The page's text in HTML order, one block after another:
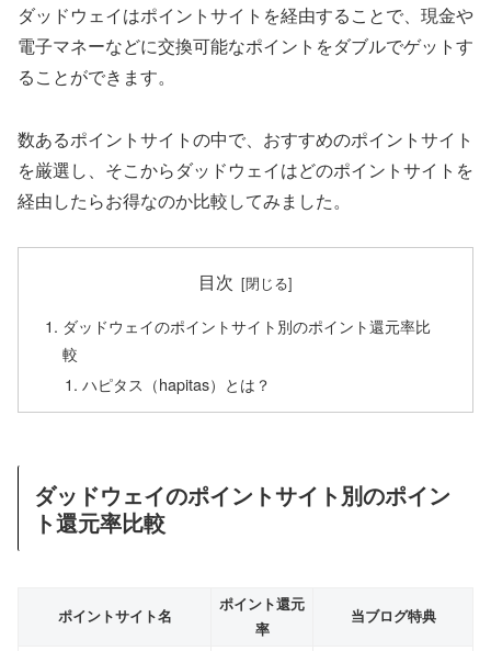
ダッドウェイはポイントサイトを経由することで、現金や
電子マネーなどに交換可能なポイントをダブルでゲットす
ることができます。
数あるポイントサイトの中で、おすすめのポイントサイト
を厳選し、そこからダッドウェイはどのポイントサイトを
経由したらお得なのか比較してみました。
目次
ダッドウェイのポイントサイト別のポイント還元率比
較
ハピタス（hapitas）とは？
ダッドウェイのポイントサイト別のポイン
ト還元率比較
ポイントサイト名
ポイント還元
率
当ブログ特典